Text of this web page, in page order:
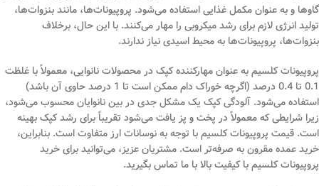
گاوها و به عنوان مکمل غذایی استفاده می‌شود. پروپیونات‌ها، مانند بنزوات‌ها،
تولید انرژی لازم برای رشد میکروبی را مهار می‌کنند. با این حال، برخلاف
بنزوات‌ها، پروپیونات‌ها به محیط اسیدی نیاز ندارند.
پروپیونات کلسیم به عنوان مهارکننده کپک در محصولات نانوایی، معمولاً با غلظت
0.1 تا 0.4 درصد (اگرچه خوراک دام ممکن است تا 1 درصد حاوی آن باشد)
استفاده می‌شود. آلودگی کپک یک مشکل جدی در بین نانوایان محسوب می‌شود،
زیرا شرایطی که معمولاً در پخت و پز یافت می‌شود تقریباً برای رشد کپک بهینه
است. قیمت پروپیونات کلسیم با توجه به نوسانات ارز متفاوت است. بنابراین،
خرید عمده مقرون به صرفه‌تر است. مشتریان عزیز، می‌توانید برای خرید
پروپیونات کلسیم با کیفیت بالا با ما تماس بگیرید.